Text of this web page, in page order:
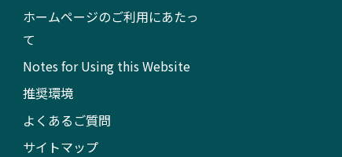
ホームページのご利用にあたっ
て
Notes for Using this Website
推奨環境
よくあるご質問
サイトマップ